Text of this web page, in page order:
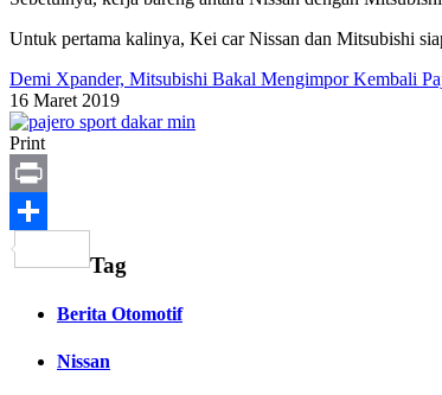
Untuk pertama kalinya, Kei car Nissan dan Mitsubishi
Demi Xpander, Mitsubishi Bakal Mengimpor Kembali
16 Maret 2019
Print
Print
Tag
Berita Otomotif
Nissan